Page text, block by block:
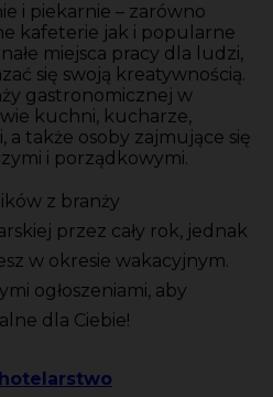
i piekarnie – zarówno
kafeterie jak i popularne
miejsca pracy dla ludzi,
się swoją kreatywnością.
gastronomicznej w
kuchni, kucharze,
a także osoby zajmujące się
i porządkowymi.
z branży
przez cały rok, jednak
w okresie wakacyjnym.
ogłoszeniami, aby
dla Ciebie!
hotelarstwo